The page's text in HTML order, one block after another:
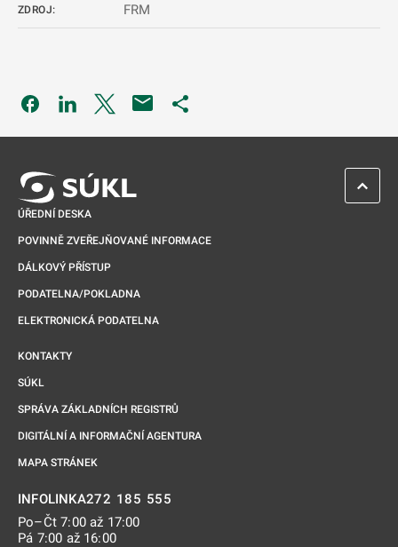
ZDROJ: FRM
Odkaz se otevře na nové kartě
Odkaz se otevře na nové kartě
Odkaz se otevře na nové kartě
ÚŘEDNÍ DESKA
POVINNĚ ZVEŘEJŇOVANÉ INFORMACE
DÁLKOVÝ PŘÍSTUP
PODATELNA/POKLADNA
ELEKTRONICKÁ PODATELNA
KONTAKTY
SÚKL
SPRÁVA ZÁKLADNÍCH REGISTRŮ
DIGITÁLNÍ A INFORMAČNÍ AGENTURA
MAPA STRÁNEK
INFOLINKA272 185 555
Po–Čt 7:00 až 17:00
Pá 7:00 až 16:00
ZPĚT